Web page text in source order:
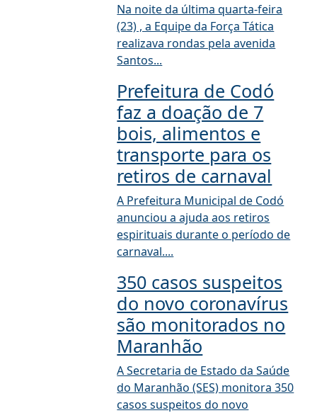
Na noite da última quarta-feira
(23) , a Equipe da Força Tática
realizava rondas pela avenida
Santos...
Prefeitura de Codó
faz a doação de 7
bois, alimentos e
transporte para os
retiros de carnaval
A Prefeitura Municipal de Codó
anunciou a ajuda aos retiros
espirituais durante o período de
carnaval....
350 casos suspeitos
do novo coronavírus
são monitorados no
Maranhão
A Secretaria de Estado da Saúde
do Maranhão (SES) monitora 350
casos suspeitos do novo